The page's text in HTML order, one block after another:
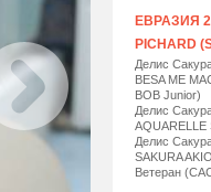
ЕВРАЗИЯ
PICHARD
Делис
BESA ME
BOB Junior)
Делис
Делис
SAKURA
Ветеран